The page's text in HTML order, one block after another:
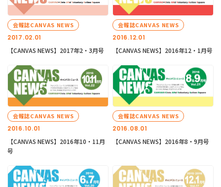
2017.02.01
会報誌CANVAS NEWS
【CANVAS NEWS】2017年2・3月号
2016.12.01
会報誌CANVAS NEWS
【CANVAS NEWS】2016年12・1月号
2016.10.01
会報誌CANVAS NEWS
【CANVAS NEWS】2016年10・11月
号
2016.08.01
会報誌CANVAS NEWS
【CANVAS NEWS】2016年8・9月号